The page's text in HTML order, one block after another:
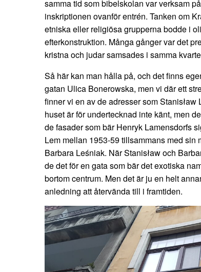
samma tid som bibelskolan var verksam
inskriptionen ovanför entrén. Tanken om
etniska eller religiösa grupperna bodde i
efterkonstruktion. Många gånger var det
kristna och judar samsades i samma
Så här kan man hålla på, och det finns
gatan Ulica Bonerowska, men vi där ett
finner vi en av de adresser som
huset är för undertecknad inte känt, men
de fasader som bär Henryk Lamensdorfs
Lem mellan 1953-59 tillsammans med sin
Barbara Leśniak. När Stanisław och
de det för en gata som bär det exotiska
bortom centrum. Men det är ju en helt
anledning att återvända till i framtiden.